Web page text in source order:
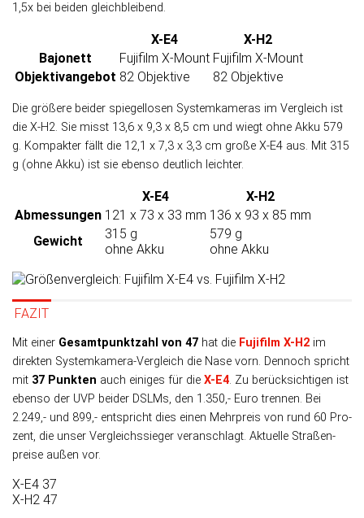
1,5x bei bei­den gleich­bleibend.
X-E4
X-H2
Bajonett
Fujifilm X-Mount Fujifilm X-Mount
Objektiv­angebot 82 Objektive 82 Objektive
Die größere beider spiegel­losen System­kameras im Ver­gleich ist
die X-H2. Sie misst 13,6 x 9,3 x 8,5 cm und wiegt ohne Akku 579
g. Kom­pak­ter fällt die 12,1 x 7,3 x 3,3 cm große X-E4 aus. Mit 315
g (ohne Akku) ist sie eben­so deutlich leichter.
X-E4
X-H2
Abmessungen 121 x 73 x 33 mm 136 x 93 x 85 mm
Gewicht
315 g
ohne Akku
579 g
ohne Akku
FAZIT
Mit einer Gesamtpunktzahl von 47 hat die Fujifilm X-H2 im
direk­ten Systemkamera-Ver­gleich die Nase vorn. Dennoch spricht
mit 37 Punk­ten auch eini­ges für die X-E4. Zu be­rück­sich­tigen ist
eben­so der UVP bei­der DSLMs, den 1.350,- Euro tren­nen. Bei
2.249,- und 899,- ent­spricht dies einen Mehr­preis von rund 60 Pro­
zent, die unser Ver­gleichs­sieger veran­schlagt. Aktu­elle Straßen­
preise außen vor.
X-E4 37
X-H2 47